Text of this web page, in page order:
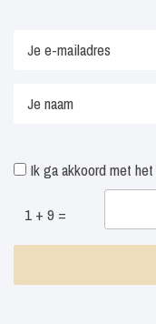
Ik ga akkoord met het
1 + 9 =